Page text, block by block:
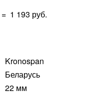
= 1 193 руб.
Kronospan
Беларусь
22 мм